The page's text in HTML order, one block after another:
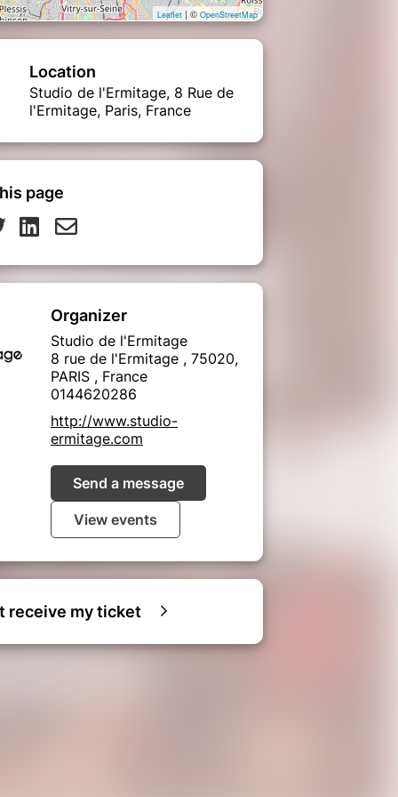
Leaflet | © OpenStreetMap
Location
Studio de l'Ermitage, 8 Rue de
l'Ermitage, Paris, France
page
Organizer
Studio de l'Ermitage
8 rue de l'Ermitage , 75020,
PARIS , France
0144620286
http://www.studio-
ermitage.com
Send a message
View events
receive my ticket